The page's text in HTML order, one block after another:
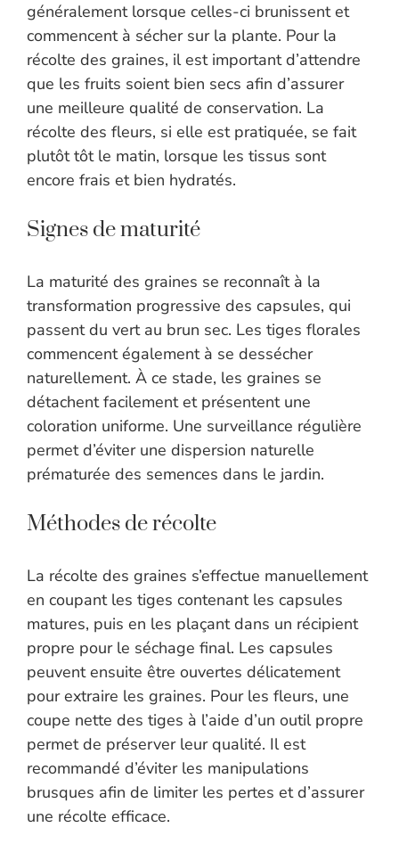
généralement lorsque celles-ci brunissent et
commencent à sécher sur la plante. Pour la
récolte des graines, il est important d’attendre
que les fruits soient bien secs afin d’assurer
une meilleure qualité de conservation. La
récolte des fleurs, si elle est pratiquée, se fait
plutôt tôt le matin, lorsque les tissus sont
encore frais et bien hydratés.
Signes de maturité
La maturité des graines se reconnaît à la
transformation progressive des capsules, qui
passent du vert au brun sec. Les tiges florales
commencent également à se dessécher
naturellement. À ce stade, les graines se
détachent facilement et présentent une
coloration uniforme. Une surveillance régulière
permet d’éviter une dispersion naturelle
prématurée des semences dans le jardin.
Méthodes de récolte
La récolte des graines s’effectue manuellement
en coupant les tiges contenant les capsules
matures, puis en les plaçant dans un récipient
propre pour le séchage final. Les capsules
peuvent ensuite être ouvertes délicatement
pour extraire les graines. Pour les fleurs, une
coupe nette des tiges à l’aide d’un outil propre
permet de préserver leur qualité. Il est
recommandé d’éviter les manipulations
brusques afin de limiter les pertes et d’assurer
une récolte efficace.